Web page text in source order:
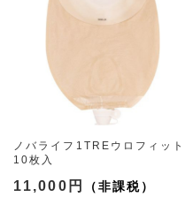
ノバライフ1TREウロフィット
10枚入
透明）
11,000円